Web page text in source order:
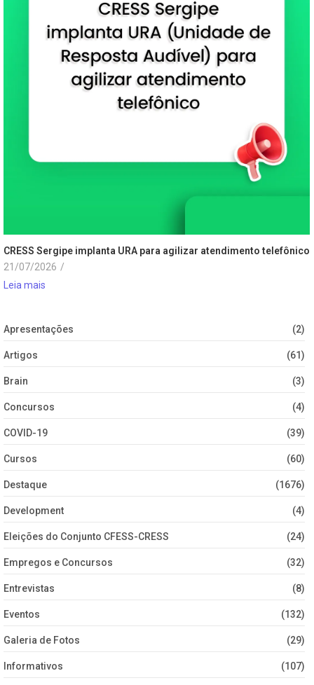
CRESS Sergipe implanta URA para agilizar atendimento telefônico
21/07/2026 /
Leia mais
Apresentações (2)
Artigos (61)
Brain (3)
Concursos (4)
COVID-19 (39)
Cursos (60)
Destaque (1676)
Development (4)
Eleições do Conjunto CFESS-CRESS (24)
Empregos e Concursos (32)
Entrevistas (8)
Eventos (132)
Galeria de Fotos (29)
Informativos (107)